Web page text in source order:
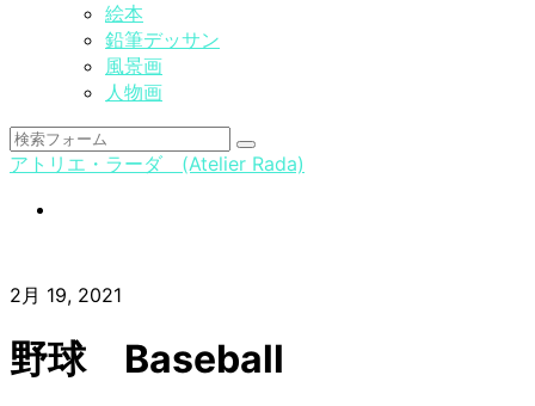
絵本
鉛筆デッサン
風景画
人物画
検
索
アトリエ・ラーダ (Atelier Rada)
2月 19, 2021
野球 Baseball